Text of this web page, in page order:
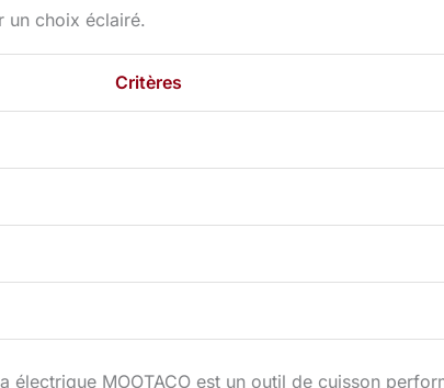
un choix éclairé.
Critères
électrique MOOTACO est un outil de cuisson